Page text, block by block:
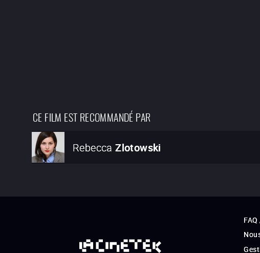
CE FILM EST RECOMMANDÉ PAR
Rebecca Zlotowski